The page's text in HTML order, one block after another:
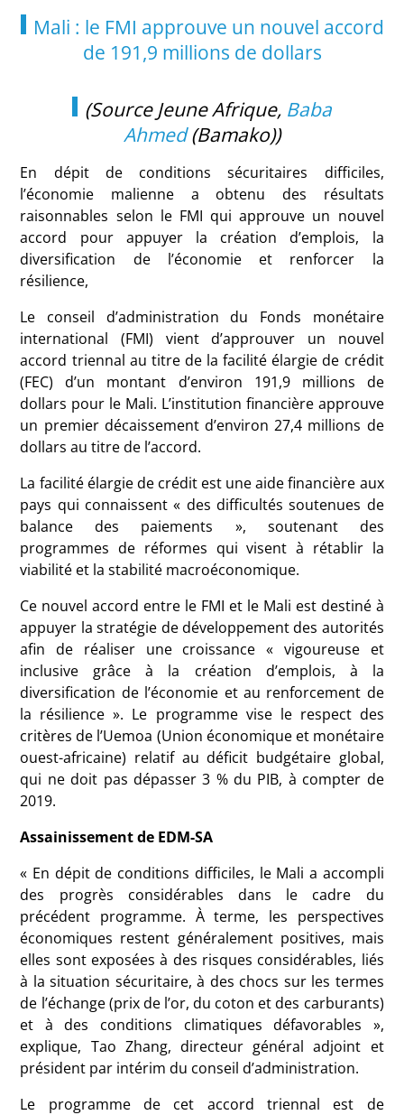
Mali : le FMI approuve un nouvel accord
de 191,9 millions de dollars
(Source Jeune Afrique, Baba
Ahmed(Bamako))
En dépit de conditions sécuritaires difficiles,
l’économie malienne a obtenu des résultats
raisonnables selon le FMI qui approuve un nouvel
accord pour appuyer la création d’emplois, la
diversification de l’économie et renforcer la
résilience,
Le conseil d’administration du Fonds monétaire
international (FMI) vient d’approuver un nouvel
accord triennal au titre de la facilité élargie de crédit
(FEC) d’un montant d’environ 191,9 millions de
dollars pour le Mali. L’institution financière approuve
un premier décaissement d’environ 27,4 millions de
dollars au titre de l’accord.
La facilité élargie de crédit est une aide financière aux
pays qui connaissent « des difficultés soutenues de
balance des paiements », soutenant des
programmes de réformes qui visent à rétablir la
viabilité et la stabilité macroéconomique.
Ce nouvel accord entre le FMI et le Mali est destiné à
appuyer la stratégie de développement des autorités
afin de réaliser une croissance « vigoureuse et
inclusive grâce à la création d’emplois, à la
diversification de l’économie et au renforcement de
la résilience ». Le programme vise le respect des
critères de l’Uemoa (Union économique et monétaire
ouest-africaine) relatif au déficit budgétaire global,
qui ne doit pas dépasser 3 % du PIB, à compter de
2019.
Assainissement de EDM-SA
« En dépit de conditions difficiles, le Mali a accompli
des progrès considérables dans le cadre du
précédent programme. À terme, les perspectives
économiques restent généralement positives, mais
elles sont exposées à des risques considérables, liés
à la situation sécuritaire, à des chocs sur les termes
de l’échange (prix de l’or, du coton et des carburants)
et à des conditions climatiques défavorables »,
explique, Tao Zhang, directeur général adjoint et
président par intérim du conseil d’administration.
Le programme de cet accord triennal est de